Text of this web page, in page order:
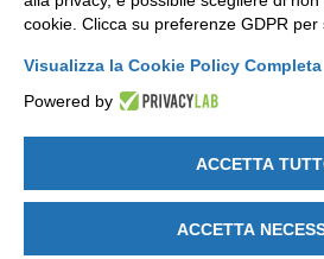
Cliccando su Iscriviti dichiari di aver letto e
cookie. Clicca su preferenze GDPR per
Visualizza la Cookie Policy Completa
Powered by
ACCETTA
ACCETTA